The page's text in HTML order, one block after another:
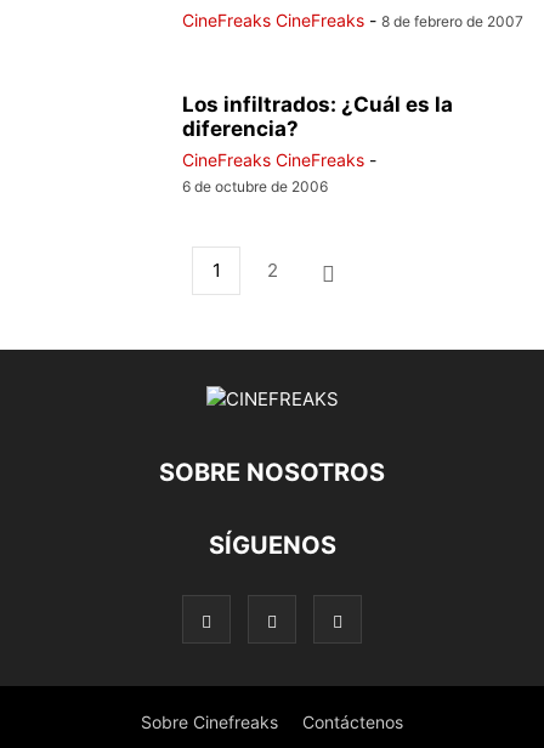
CineFreaks CineFreaks - 8 de febrero de 2007
Los infiltrados: ¿Cuál es la
diferencia?
CineFreaks CineFreaks -
6 de octubre de 2006
1 2
SOBRE NOSOTROS
SÍGUENOS
Sobre Cinefreaks Contáctenos